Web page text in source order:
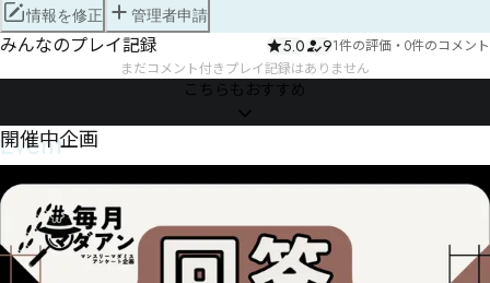
情報を修正 管理者申請
みんなのプレイ記録 5.0 91件の評価 ・ 0件のコメント
まだコメント付きプレイ記録はありません
こちらもおすすめ
Event
開催中企画